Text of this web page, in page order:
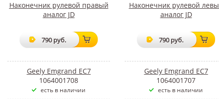
Наконечник рулевой правый
аналог JD
790 руб.
Geely Emgrand EC7
1064001708
есть в наличии
Наконечник рулевой
аналог JD
790 руб.
Geely Emgrand EC7
1064001707
есть в наличии